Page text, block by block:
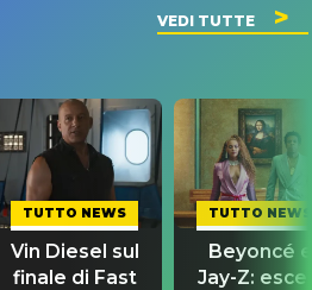
VEDI TUTTE
TUTTO NEWS
Vin Diesel sul
finale di Fast
TUTTO NEWS
Beyoncé e
Jay-Z: esce